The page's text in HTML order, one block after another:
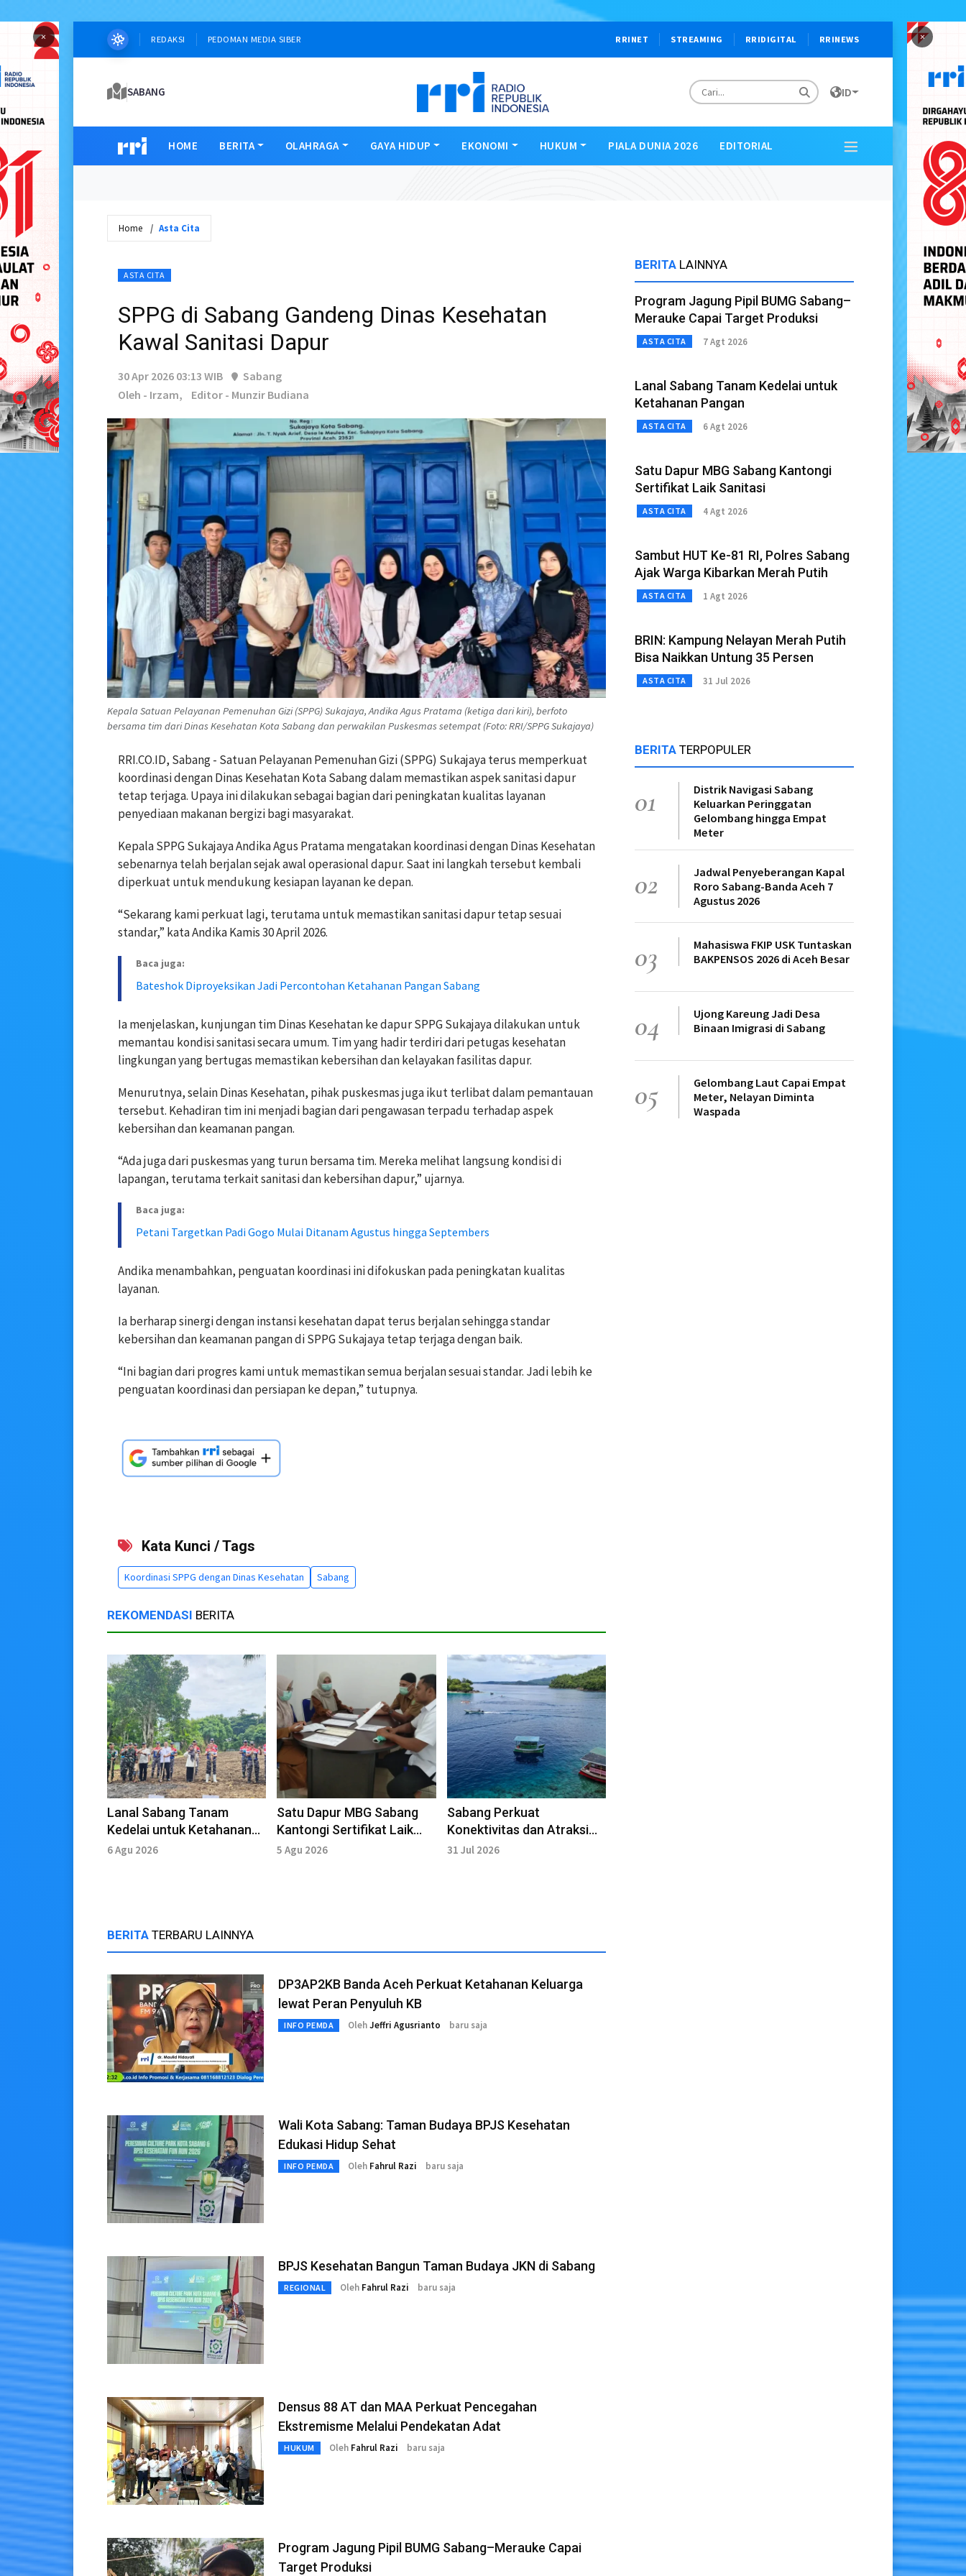
× ×
REDAKSI PEDOMAN MEDIA SIBER RRINET STREAMING RRIDIGITAL RRINEWS
SABANG ID
HOME BERITA OLAHRAGA GAYA HIDUP EKONOMI HUKUM PIALA DUNIA 2026 EDITORIAL
Home Asta Cita
ASTA CITA
SPPG di Sabang Gandeng Dinas Kesehatan
Kawal Sanitasi Dapur
30 Apr 2026 03:13 WIB
Sabang
Oleh - Irzam,
Editor - Munzir Budiana
Kepala Satuan Pelayanan Pemenuhan Gizi (SPPG) Sukajaya, Andika Agus Pratama (ketiga dari kiri), berfoto
bersama tim dari Dinas Kesehatan Kota Sabang dan perwakilan Puskesmas setempat (Foto: RRI/SPPG Sukajaya)
RRI.CO.ID, Sabang - Satuan Pelayanan Pemenuhan Gizi (SPPG) Sukajaya terus memperkuat
koordinasi dengan Dinas Kesehatan Kota Sabang dalam memastikan aspek sanitasi dapur
tetap terjaga. Upaya ini dilakukan sebagai bagian dari peningkatan kualitas layanan
penyediaan makanan bergizi bagi masyarakat.
Kepala SPPG Sukajaya Andika Agus Pratama mengatakan koordinasi dengan Dinas Kesehatan
sebenarnya telah berjalan sejak awal operasional dapur. Saat ini langkah tersebut kembali
diperkuat untuk mendukung kesiapan layanan ke depan.
“Sekarang kami perkuat lagi, terutama untuk memastikan sanitasi dapur tetap sesuai
standar,” kata Andika Kamis 30 April 2026.
Baca juga:
Bateshok Diproyeksikan Jadi Percontohan Ketahanan Pangan Sabang
Ia menjelaskan, kunjungan tim Dinas Kesehatan ke dapur SPPG Sukajaya dilakukan untuk
memantau kondisi sanitasi secara umum. Tim yang hadir terdiri dari petugas kesehatan
lingkungan yang bertugas memastikan kebersihan dan kelayakan fasilitas dapur.
Menurutnya, selain Dinas Kesehatan, pihak puskesmas juga ikut terlibat dalam pemantauan
tersebut. Kehadiran tim ini menjadi bagian dari pengawasan terpadu terhadap aspek
kebersihan dan keamanan pangan.
“Ada juga dari puskesmas yang turun bersama tim. Mereka melihat langsung kondisi di
lapangan, terutama terkait sanitasi dan kebersihan dapur,” ujarnya.
Baca juga:
Petani Targetkan Padi Gogo Mulai Ditanam Agustus hingga Septembers
Andika menambahkan, penguatan koordinasi ini difokuskan pada peningkatan kualitas
layanan.
Ia berharap sinergi dengan instansi kesehatan dapat terus berjalan sehingga standar
kebersihan dan keamanan pangan di SPPG Sukajaya tetap terjaga dengan baik.
“Ini bagian dari progres kami untuk memastikan semua berjalan sesuai standar. Jadi lebih ke
penguatan koordinasi dan persiapan ke depan,” tutupnya.
Kata Kunci / Tags
Koordinasi SPPG dengan Dinas Kesehatan Sabang
REKOMENDASI BERITA
Lanal Sabang Tanam
Kedelai untuk Ketahanan
Pangan
6 Agu 2026
Satu Dapur MBG Sabang
Kantongi Sertifikat Laik
Sanitasi
5 Agu 2026
Sabang Perkuat
Konektivitas dan Atraksi
Menuju Destinasi Dunia
31 Jul 2026
BERITA TERBARU LAINNYA
DP3AP2KB Banda Aceh Perkuat Ketahanan Keluarga
lewat Peran Penyuluh KB
INFO PEMDA OlehJeffri Agusrianto baru saja
Wali Kota Sabang: Taman Budaya BPJS Kesehatan
Edukasi Hidup Sehat
INFO PEMDA Oleh Fahrul Razi baru saja
BPJS Kesehatan Bangun Taman Budaya JKN di Sabang
REGIONAL Oleh Fahrul Razi baru saja
Densus 88 AT dan MAA Perkuat Pencegahan
Ekstremisme Melalui Pendekatan Adat
HUKUM Oleh Fahrul Razi baru saja
Program Jagung Pipil BUMG Sabang–Merauke Capai
Target Produksi
BERITA LAINNYA
Program Jagung Pipil BUMG Sabang–
Merauke Capai Target Produksi
ASTA CITA 7 Agt 2026
Lanal Sabang Tanam Kedelai untuk
Ketahanan Pangan
ASTA CITA 6 Agt 2026
Satu Dapur MBG Sabang Kantongi
Sertifikat Laik Sanitasi
ASTA CITA 4 Agt 2026
Sambut HUT Ke-81 RI, Polres Sabang
Ajak Warga Kibarkan Merah Putih
ASTA CITA 1 Agt 2026
BRIN: Kampung Nelayan Merah Putih
Bisa Naikkan Untung 35 Persen
ASTA CITA 31 Jul 2026
BERITA TERPOPULER
01
Distrik Navigasi Sabang
Keluarkan Peringgatan
Gelombang hingga Empat
Meter
02
Jadwal Penyeberangan Kapal
Roro Sabang-Banda Aceh 7
Agustus 2026
03
Mahasiswa FKIP USK Tuntaskan
BAKPENSOS 2026 di Aceh Besar
04
Ujong Kareung Jadi Desa
Binaan Imigrasi di Sabang
05
Gelombang Laut Capai Empat
Meter, Nelayan Diminta
Waspada